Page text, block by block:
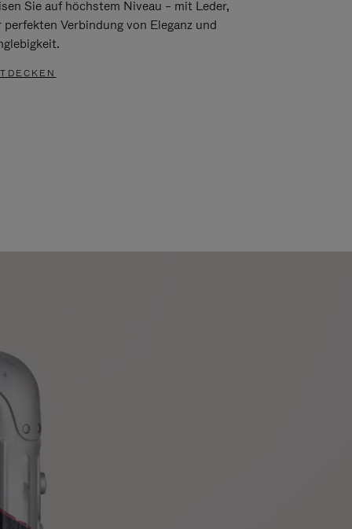
Sie auf höchstem Niveau – mit Leder,
perfekten Verbindung von Eleganz und